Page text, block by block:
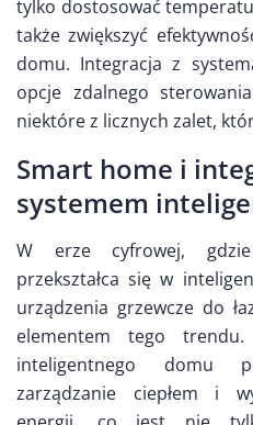
tylko dostosować
także zwiększyć
domu. Integracja z
opcje zdalnego
niektóre z licznych zalet,
Smart home i
systemem
W erze cyfrowej,
przekształca się w
urządzenia grzewcze do
elementem tego
inteligentnego domu
zarządzanie ciepłem i